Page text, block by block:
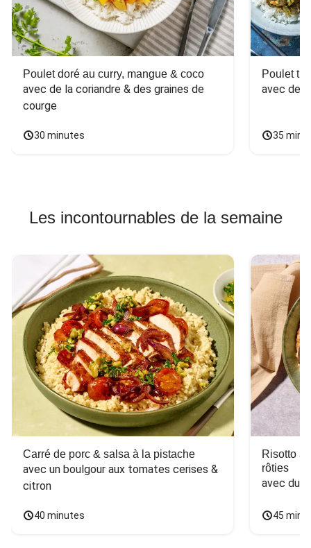
Poulet doré au curry, mangue & coco
avec de la coriandre & des graines de
courge
30 minutes
Poulet
avec des
35
Les incontournables de la semaine
Carré de porc & salsa à la pistache
avec un boulgour aux tomates cerises &
citron
40 minutes
Risotto
rôties
avec du
45